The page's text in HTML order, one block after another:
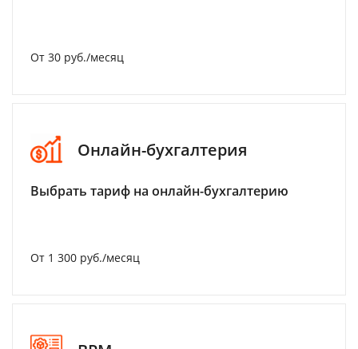
От 30 руб./месяц
Онлайн-бухгалтерия
Выбрать тариф на онлайн-бухгалтерию
От 1 300 руб./месяц